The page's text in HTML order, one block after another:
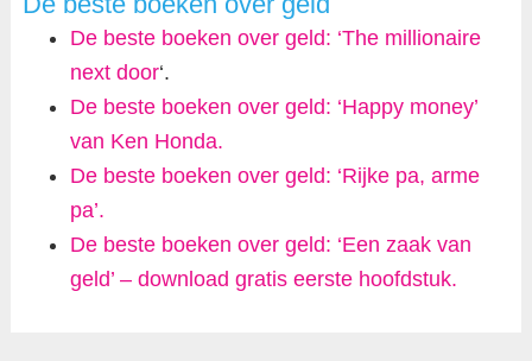
De beste boeken over geld: ‘The millionaire
next door‘.
De beste boeken over geld: ‘Happy money’
van Ken Honda.
De beste boeken over geld: ‘Rijke pa, arme
pa’.
De beste boeken over geld: ‘Een zaak van
geld’ – download gratis eerste hoofdstuk.